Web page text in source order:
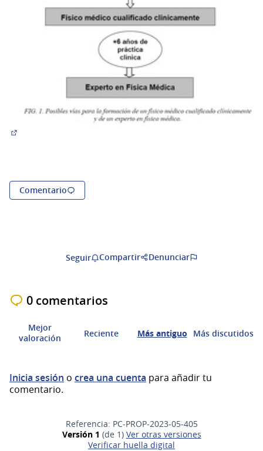
Comentario
Seguir Compartir Denunciar
0 comentarios
Mejor
valoración
Reciente Más antiguo Más discutidos
Inicia sesión o crea una cuenta para añadir tu
comentario.
Referencia: PC-PROP-2023-05-405
Versión 1 (de 1)
ver otras versiones
Verificar huella digital